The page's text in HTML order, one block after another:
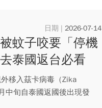
2026-07-14
蚊子咬要「停機
泰國返台必看
移入茲卡病毒（Zika
中旬自泰國返國後出現發